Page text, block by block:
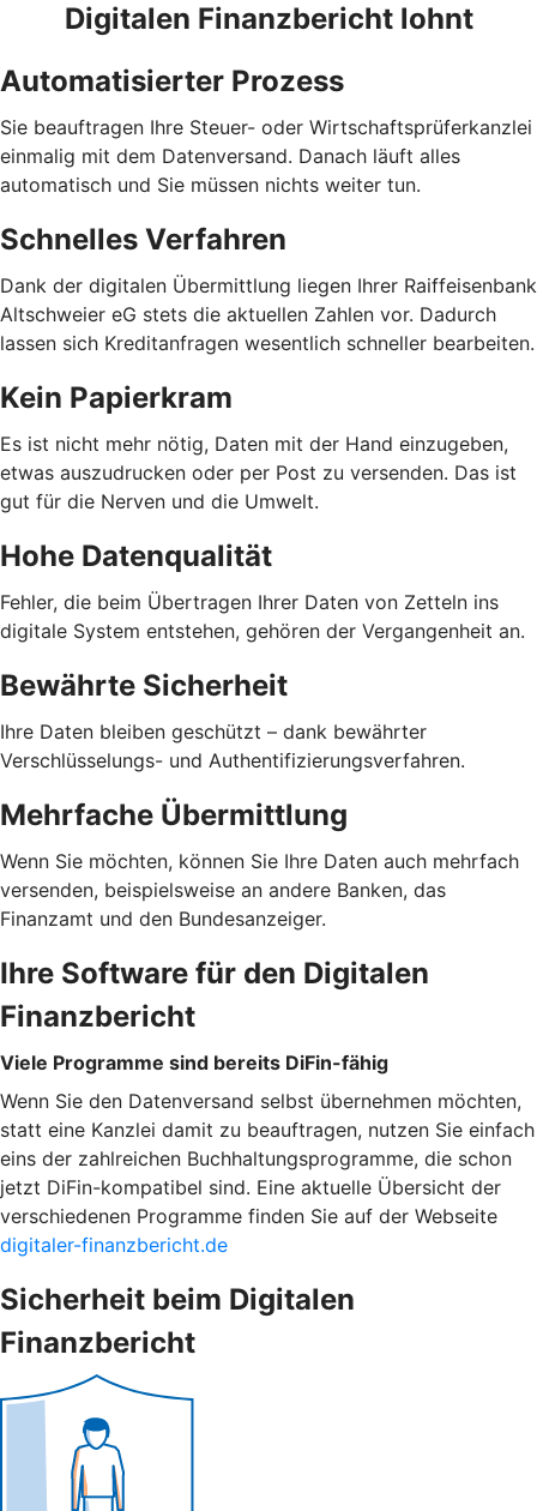
Digitalen Finanzbericht lohnt
Automatisierter Prozess
Sie beauftragen Ihre Steuer- oder Wirtschaftsprüferkanzlei
einmalig mit dem Datenversand. Danach läuft alles
automatisch und Sie müssen nichts weiter tun.
Schnelles Verfahren
Dank der digitalen Übermittlung liegen Ihrer Raiffeisenbank
Altschweier eG stets die aktuellen Zahlen vor. Dadurch
lassen sich Kreditanfragen wesentlich schneller bearbeiten.
Kein Papierkram
Es ist nicht mehr nötig, Daten mit der Hand einzugeben,
etwas auszudrucken oder per Post zu versenden. Das ist
gut für die Nerven und die Umwelt.
Hohe Datenqualität
Fehler, die beim Übertragen Ihrer Daten von Zetteln ins
digitale System entstehen, gehören der Vergangenheit an.
Bewährte Sicherheit
Ihre Daten bleiben geschützt – dank bewährter
Verschlüsselungs- und Authentifizierungsverfahren.
Mehrfache Übermittlung
Wenn Sie möchten, können Sie Ihre Daten auch mehrfach
versenden, beispielsweise an andere Banken, das
Finanzamt und den Bundesanzeiger.
Ihre Software für den Digitalen
Finanzbericht
Viele Programme sind bereits DiFin-fähig
Wenn Sie den Datenversand selbst übernehmen möchten,
statt eine Kanzlei damit zu beauftragen, nutzen Sie einfach
eins der zahlreichen Buchhaltungsprogramme, die schon
jetzt DiFin-kompatibel sind. Eine aktuelle Übersicht der
verschiedenen Programme finden Sie auf der Webseite
digitaler-finanzbericht.de
Sicherheit beim Digitalen
Finanzbericht